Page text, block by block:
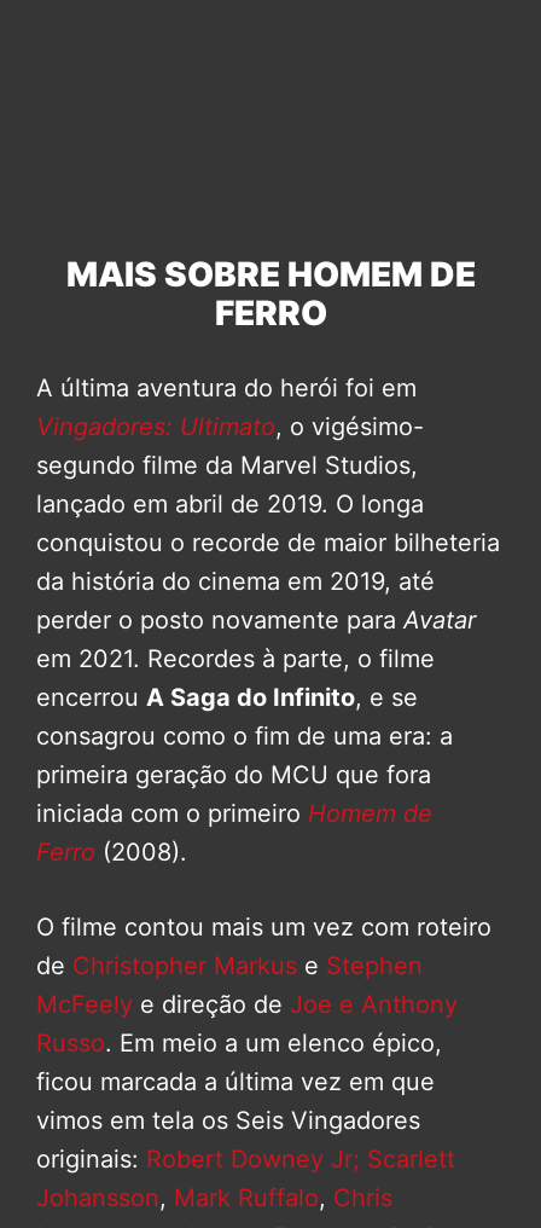
MAIS SOBRE HOMEM DE
FERRO
A última aventura do herói foi em
Vingadores: Ultimato, o vigésimo-
segundo filme da Marvel Studios,
lançado em abril de 2019. O longa
conquistou o recorde de maior bilheteria
da história do cinema em 2019, até
perder o posto novamente paraAvatar
em 2021. Recordes à parte, o filme
encerrou A Saga do Infinito, e se
consagrou como o fim de uma era: a
primeira geração do MCU que fora
iniciada com o primeiro Homem de
Ferro (2008).
O filme contou mais um vez com roteiro
de Christopher Markus e Stephen
McFeely e direção de Joe e Anthony
Russo. Em meio a um elenco épico,
ficou marcada a última vez em que
vimos em tela os Seis Vingadores
originais: Robert Downey Jr; Scarlett
Johansson, Mark Ruffalo, Chris